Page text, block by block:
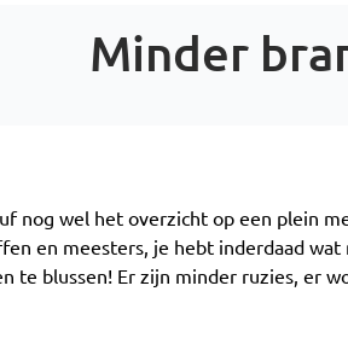
Minder
nog wel het overzicht op een plein
en meesters, je hebt inderdaad
te blussen! Er zijn minder ruzies, er